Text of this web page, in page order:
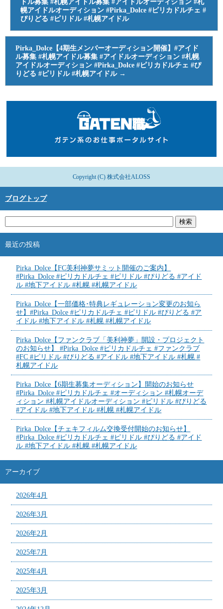
ドル募集 #札幌アイドル募集 #アイドルオーディション #札
幌アイドルオーディション #Pirka_Dolce #ピリカドルチェ #
ぴりどる #ピリドル #札幌アイドル
Pirka_Dolce【4期生メンバーオーディション開催】#アイド
ル募集 #札幌アイドル募集 #アイドルオーディション #札幌
アイドルオーディション #Pirka_Dolce #ピリカドルチェ #ぴ
りどる #ピリドル #札幌アイドル →
Copyright (C) 株式会社ALOSS
ブログトップ
最近の投稿
Pirka_Dolce【FC美利神夢サミット開催のご案内】
#Pirka_Dolce #ピリカドルチェ #ピリドル #ぴりどる #アイド
ル #地下アイドル #札幌 #札幌アイドル
Pirka_Dolce【一部価格･特典レギュレーション変更のお知ら
せ】#Pirka_Dolce #ピリカドルチェ #ピリドル #ぴりどる #ア
イドル #地下アイドル #札幌 #札幌アイドル
Pirka_Dolce【ファンクラブ「美利神夢」開設・プロジェクト
のお知らせ】 #Pirka_Dolce #ピリカドルチェ #ファンクラブ
#FC #ピリドル #ぴりどる #アイドル #地下アイドル #札幌 #
札幌アイドル
Pirka_Dolce【6期生募集オーディション】開始のお知らせ
#Pirka_Dolce #ピリカドルチェ #オーディション #札幌オーデ
ィション #札幌アイドルオーディション #ピリドル #ぴりどる
#アイドル #地下アイドル #札幌 #札幌アイドル
Pirka_Dolce【チェキフィルム交換受付開始のお知らせ】
#Pirka_Dolce #ピリカドルチェ #ピリドル #ぴりどる #アイド
ル #地下アイドル #札幌 #札幌アイドル
アーカイブ
2026年4月
2026年3月
2026年2月
2025年7月
2025年4月
2025年3月